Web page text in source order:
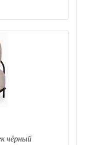
чёрный